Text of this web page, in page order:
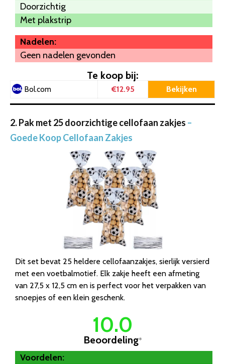
Doorzichtig
Met plakstrip
Nadelen:
Geen nadelen gevonden
Te koop bij:
Bol.com €12.95 Bekijken
2. Pak met 25 doorzichtige cellofaan zakjes –
Goede Koop Cellofaan Zakjes
Dit set bevat 25 heldere cellofaanzakjes, sierlijk versierd
met een voetbalmotief. Elk zakje heeft een afmeting
van 27,5 x 12,5 cm en is perfect voor het verpakken van
snoepjes of een klein geschenk.
10.0
Beoordeling*
Voordelen: